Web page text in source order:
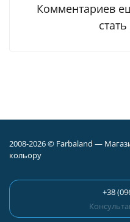
Комментариев
2008-2026 © Farbaland —
кольору
+38